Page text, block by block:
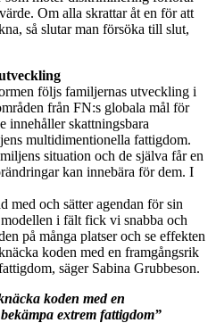
Om alla skrattar åt en för att
så slutar man försöka till slut,
följs familjernas utveckling i
från FN:s globala mål för
innehåller skattningsbara
multidimentionella fattigdom.
situation och de själva får en
kan innebära för dem. I
med och sätter agendan för sin
i fält fick vi snabba och
på många platser och se effekten
koden med en framgångsrik
säger Sabina Grubbeson.
koden med en
extrem fattigdom”